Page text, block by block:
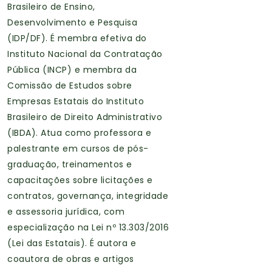
Brasileiro de Ensino,
Desenvolvimento e Pesquisa
(IDP/DF). É membra efetiva do
Instituto Nacional da Contratação
Pública (INCP) e membra da
Comissão de Estudos sobre
Empresas Estatais do Instituto
Brasileiro de Direito Administrativo
(IBDA). Atua como professora e
palestrante em cursos de pós-
graduação, treinamentos e
capacitações sobre licitações e
contratos, governança, integridade
e assessoria jurídica, com
especialização na Lei nº 13.303/2016
(Lei das Estatais). É autora e
coautora de obras e artigos